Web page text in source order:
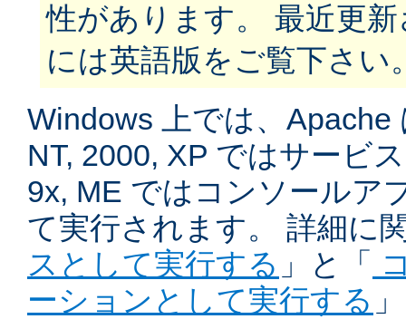
性があります。 最近更
には英語版をご覧下さい
Windows 上では、Apache
NT, 2000, XP ではサービ
9x, ME ではコンソールア
て実行されます。 詳細に
スとして実行する 」と「
ーションとして実行する